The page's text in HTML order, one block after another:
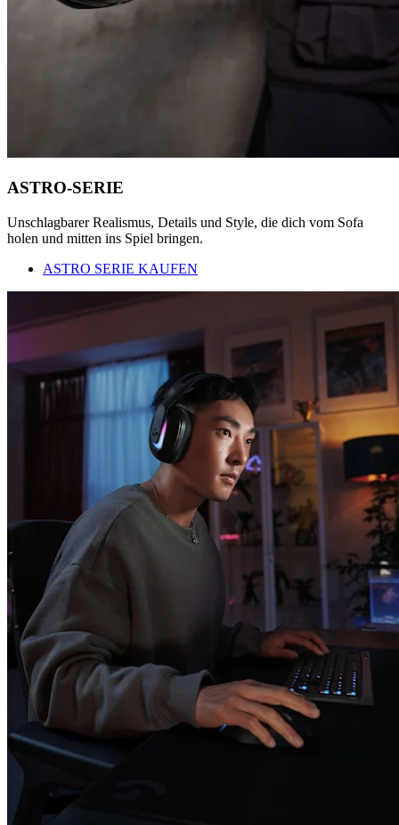
ASTRO-SERIE
Unschlagbarer Realismus, Details und Style, die dich vom Sofa
holen und mitten ins Spiel bringen.
ASTRO SERIE KAUFEN